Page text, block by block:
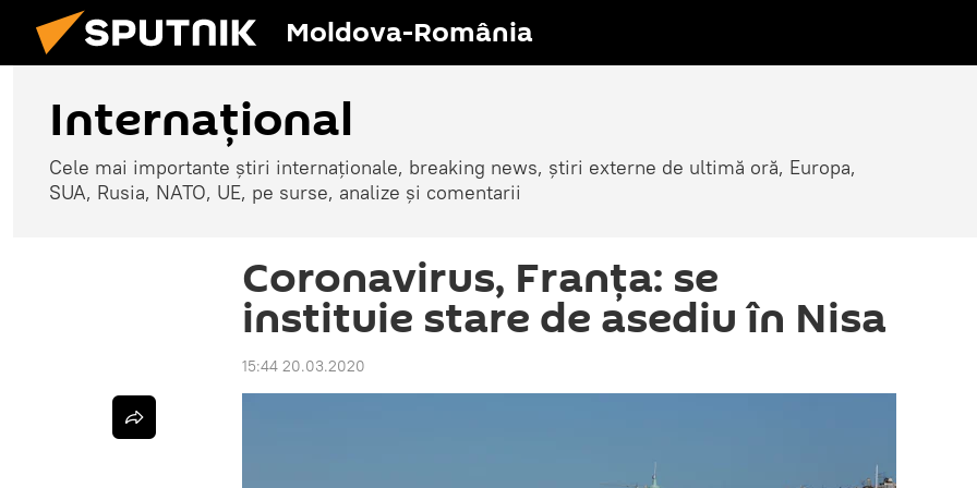
Moldova-România
Internaţional
Cele mai importante știri internaționale, breaking news, știri externe de ultimă oră, Europa,
SUA, Rusia, NATO, UE, pe surse, analize și comentarii
Coronavirus, Franţa: se
instituie stare de asediu în Nisa
15:44 20.03.2020